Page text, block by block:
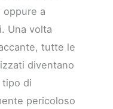
oppure a
Una volta
tutte le
diventano
tipo di
pericoloso